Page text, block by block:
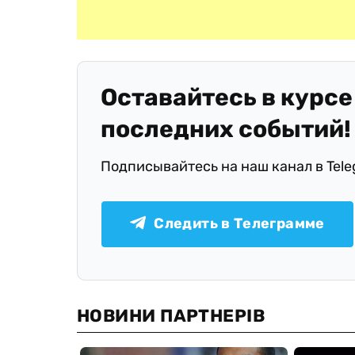
Оставайтесь в курсе
последних событий!
Подписывайтесь на наш канал в
Следить в Телеграмме